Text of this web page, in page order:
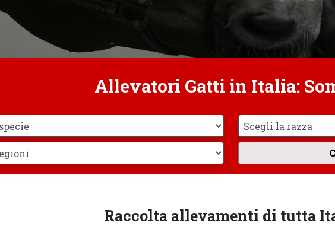
Allevatori Gatti in Italia:
Raccolta allevamenti di tutta